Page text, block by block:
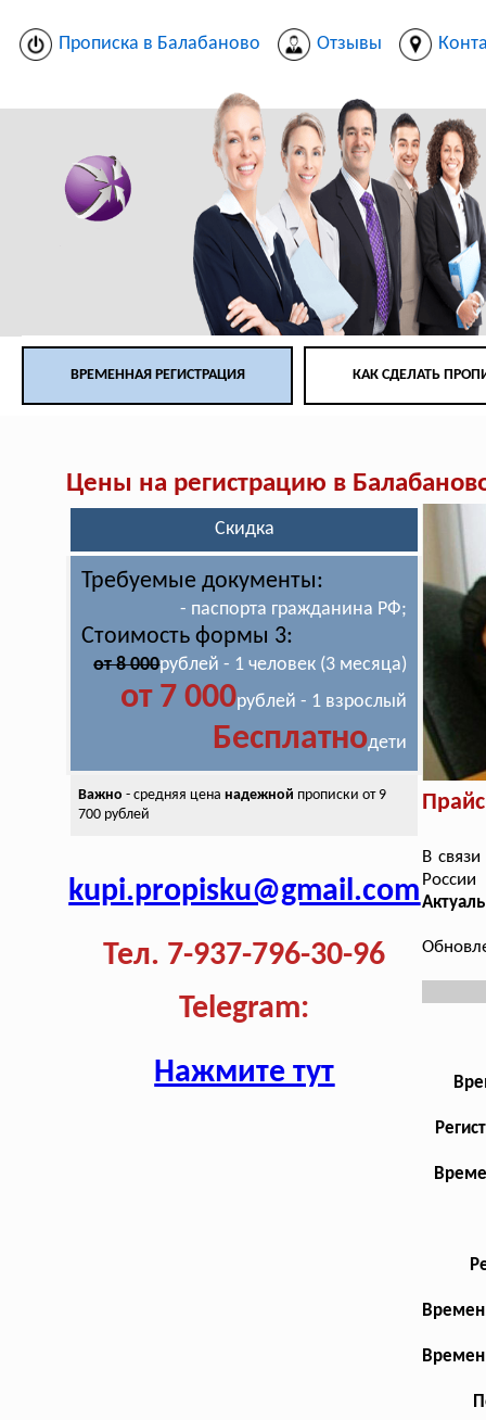
Прописка в Балабаново Отзывы
ВРЕМЕННАЯ РЕГИСТРАЦИЯ КАК СДЕЛАТЬ
Цены на регистрацию в
Скидка
Требуемые документы:
- паспорта гражданина РФ;
Стоимость формы 3:
от 8 000рублей - 1 человек (3 месяца)
от 7 000рублей - 1 взрослый
Бесплатнодети
Важно - средняя цена надежной прописки от 9
700 рублей
kupi.propisku@gmail.com
Тел. 7-937-796-30-96
Telegram:
Нажмите тут
В